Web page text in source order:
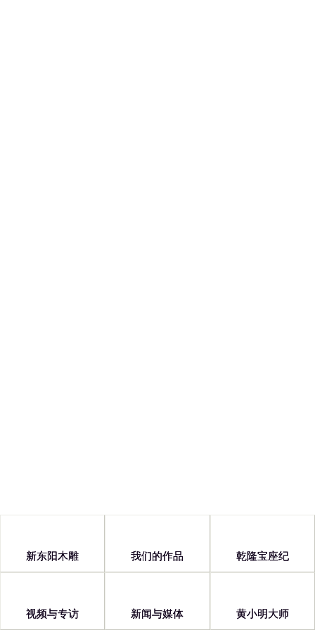
新东阳木雕 我们的作品 乾隆宝座纪
视频与专访 新闻与媒体 黄小明大师